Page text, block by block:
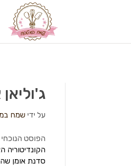
על ידי שמח
הפוסט
סדנת אומן